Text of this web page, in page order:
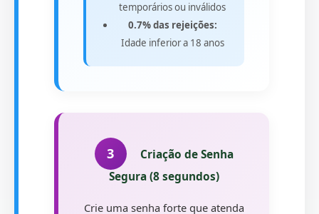
temporários ou inválidos
0.7% das rejeições:
Idade inferior a 18 anos
3
Criação de Senha
Segura (8 segundos)
Crie uma senha forte que atenda